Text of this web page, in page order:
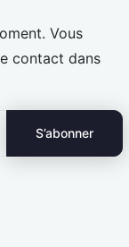
Vous
contact dans